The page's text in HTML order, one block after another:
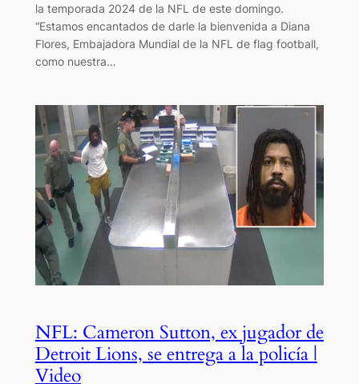
la temporada 2024 de la NFL de este domingo.
“Estamos encantados de darle la bienvenida a Diana
Flores, Embajadora Mundial de la NFL de flag football,
como nuestra…
NFL: Cameron Sutton, ex jugador de
Detroit Lions, se entrega a la policía |
Video